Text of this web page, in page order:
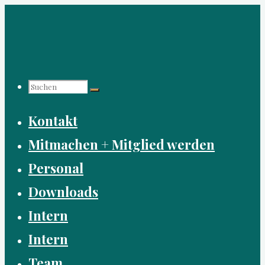
Suchen
Suchen
nach:
Suchen
Kontakt
Mitmachen + Mitglied werden
Personal
Downloads
Intern
Intern